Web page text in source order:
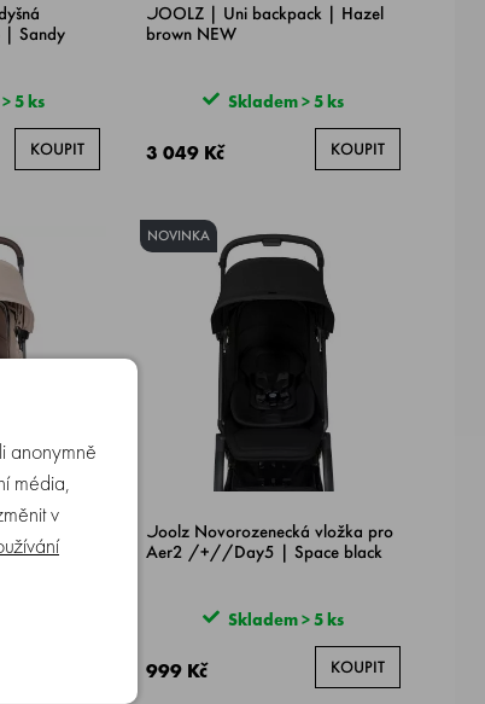
| Sandy
5 ks
KOUPIT
JOOLZ | Uni backpack | Hazel
brown NEW
Skladem > 5 ks
3 049 Kč KOUPIT
vložka pro
taupe
NOVINKA
Joolz Novorozenecká vložka pro
Aer2 /+//Day5 | Space black
Skladem > 5 ks
999 Kč KOUPIT
anonymně
média,
v